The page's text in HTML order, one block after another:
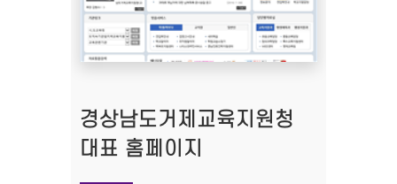
경상남도거제교육지원청
대표 홈페이지